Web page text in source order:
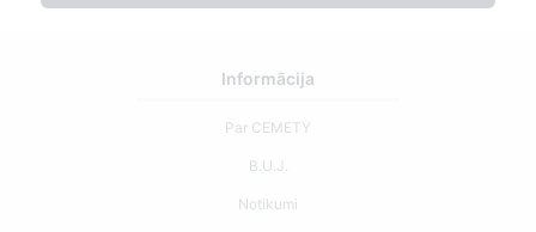
Informācija
Par CEMETY
B.U.J.
Notikumi